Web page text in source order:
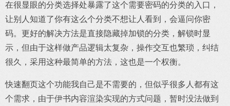
在很显眼的分类选择处暴露了这个需要密码的分类的入口，
让别人知道了你有这么个分类不想让人看到，会逼问你密
码。更好的解决方法是直接隐藏掉加锁的分类，解锁时显
示，但由于这样做产品逻辑太复杂，操作交互也繁琐，纠结
很久，采用这种最简单的方法，这也是一个权衡。
快速翻页这个功能我自己是不需要的，但似乎很多人都有这
个需求，由于伊书内容渲染实现的方式问题，暂时没法做到